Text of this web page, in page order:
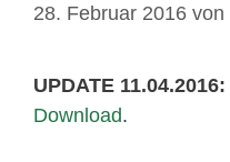
28. Februar 2016 von
UPDATE 11.04.2016:
Download.